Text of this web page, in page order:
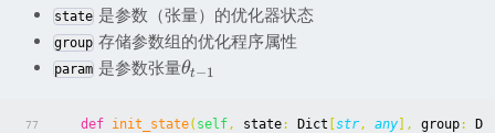
state 是参数（张量）的优化器状态
group 存储参数组的优化程序属性
param 是参数张量θt−1
77 def init_state( self, state: Dict str, any ], group:
D